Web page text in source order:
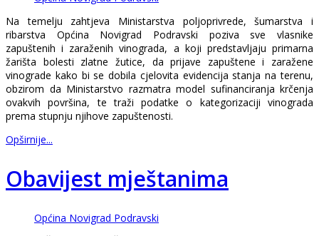
Na temelju zahtjeva Ministarstva poljoprivrede, šumarstva i
ribarstva Općina Novigrad Podravski poziva sve vlasnike
zapuštenih i zaraženih vinograda, a koji predstavljaju primarna
žarišta bolesti zlatne žutice, da prijave zapuštene i zaražene
vinograde kako bi se dobila cjelovita evidencija stanja na terenu,
obzirom da Ministarstvo razmatra model sufinanciranja krčenja
ovakvih površina, te traži podatke o kategorizaciji vinograda
prema stupnju njihove zapuštenosti.
Opširnije...
Obavijest mještanima
Općina Novigrad Podravski